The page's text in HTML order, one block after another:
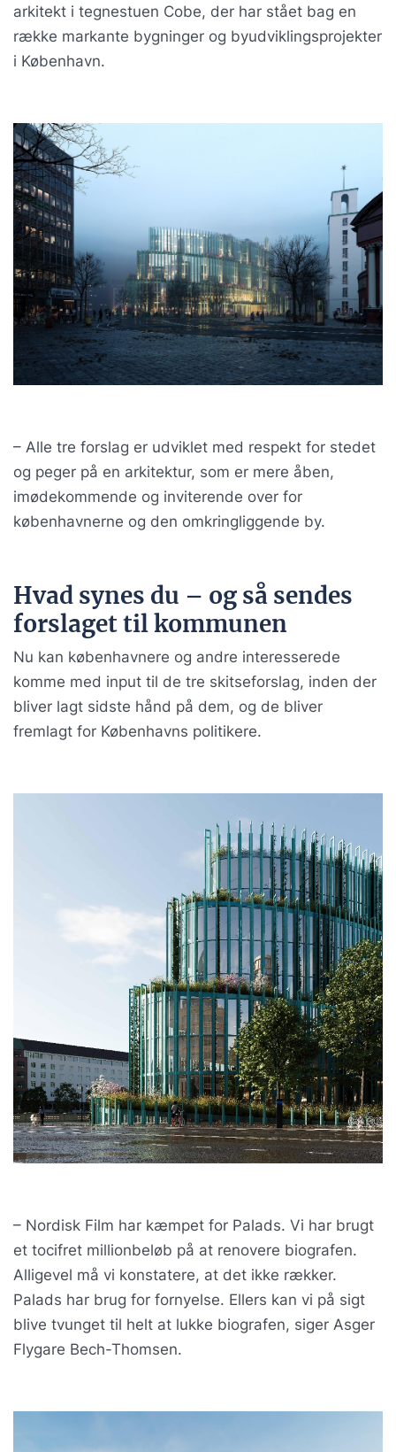
arkitekt i tegnestuen Cobe, der har stået bag en
række markante bygninger og byudviklingsprojekter
i København.
– Alle tre forslag er udviklet med respekt for stedet
og peger på en arkitektur, som er mere åben,
imødekommende og inviterende over for
københavnerne og den omkringliggende by.
Hvad synes du – og så sendes
forslaget til kommunen
Nu kan københavnere og andre interesserede
komme med input til de tre skitseforslag, inden der
bliver lagt sidste hånd på dem, og de bliver
fremlagt for Københavns politikere.
– Nordisk Film har kæmpet for Palads. Vi har brugt
et tocifret millionbeløb på at renovere biografen.
Alligevel må vi konstatere, at det ikke rækker.
Palads har brug for fornyelse. Ellers kan vi på sigt
blive tvunget til helt at lukke biografen, siger Asger
Flygare Bech-Thomsen.